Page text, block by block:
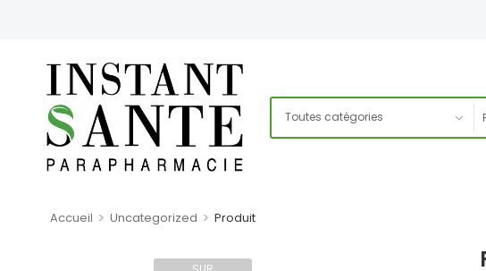
Accueil > Uncategorized > Produit